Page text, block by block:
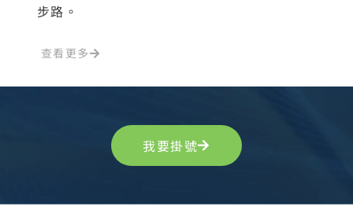
步路。
查看更多
我要掛號